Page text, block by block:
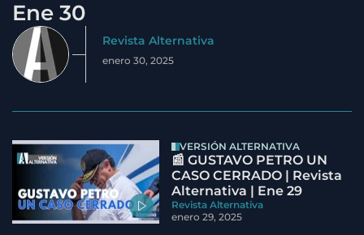
Ene 30
Revista Alternativa
enero 30, 2025
VERSIÓN ALTERNATIVA
📰 GUSTAVO PETRO UN
CASO CERRADO | Revista
Alternativa | Ene 29
Revista Alternativa
enero 29, 2025